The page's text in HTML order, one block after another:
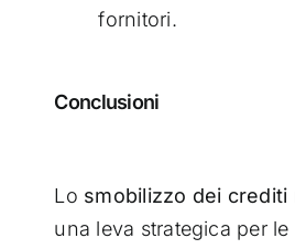
fornitori.
Conclusioni
Lo smobilizzo dei crediti
una leva strategica per